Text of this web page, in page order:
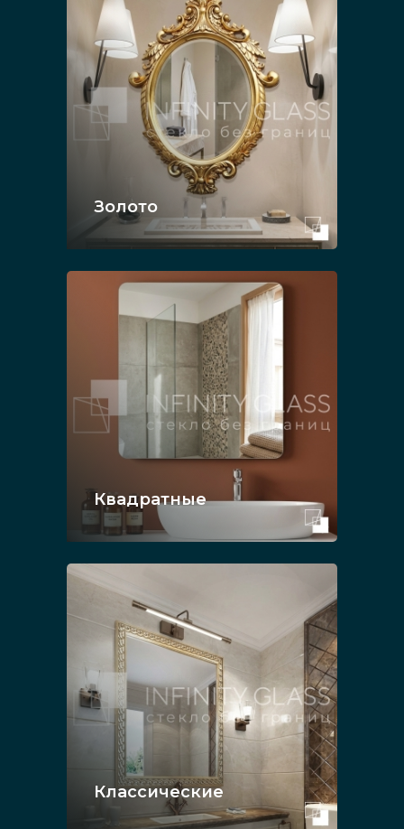
Золото
Квадратные
Классические